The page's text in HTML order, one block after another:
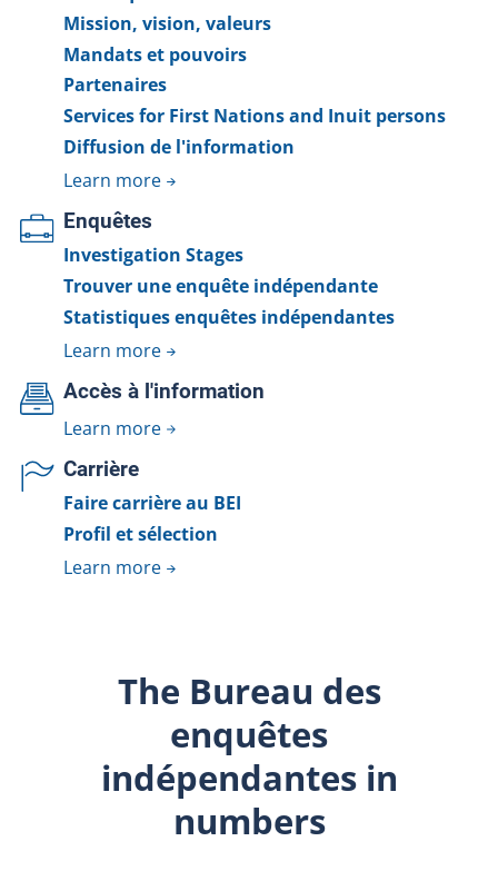
Mission, vision, valeurs
Mandats et pouvoirs
Partenaires
Services for First Nations and Inuit persons
Diffusion de l'information
Learn more
Enquêtes
Investigation Stages
Trouver une enquête indépendante
Statistiques enquêtes indépendantes
Learn more
Accès à l'information
Learn more
Carrière
Faire carrière au BEI
Profil et sélection
Learn more
The Bureau des
enquêtes
indépendantes in
numbers